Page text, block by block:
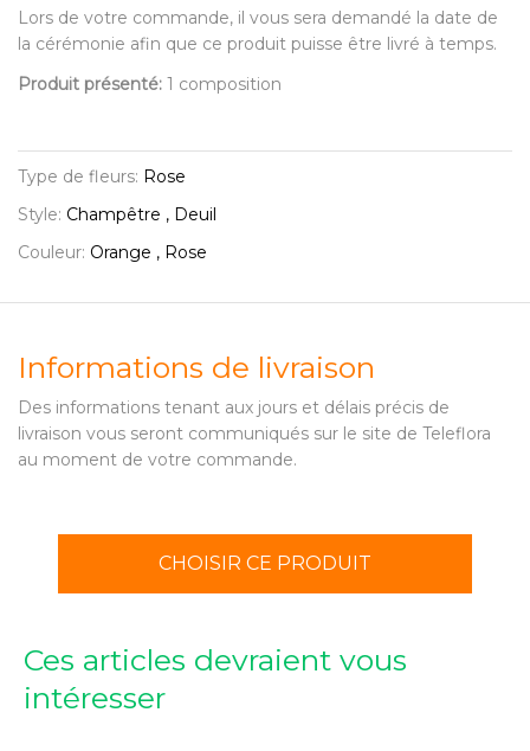
Lors de votre commande, il vous sera demandé la date de
la cérémonie afin que ce produit puisse être livré à temps.
Produit présenté: 1 composition
Type de fleurs: Rose
Style: Champêtre , Deuil
Couleur: Orange , Rose
Informations de livraison
Des informations tenant aux jours et délais précis de
livraison vous seront communiqués sur le site de Teleflora
au moment de votre commande.
CHOISIR CE PRODUIT
Ces articles devraient vous
intéresser